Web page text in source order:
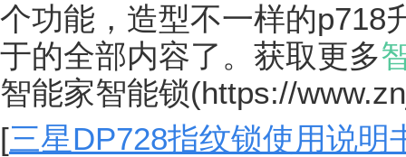
个功能，造型不一样的p718
于的全部内容了。获取更多
智能家智能锁(https://
[三星DP728指纹锁使用说明